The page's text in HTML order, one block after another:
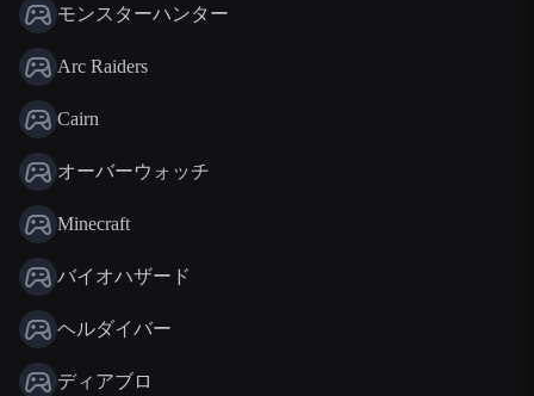
モンスターハンター
Arc Raiders
Cairn
オーバーウォッチ
Minecraft
バイオハザード
ヘルダイバー
ディアブロ